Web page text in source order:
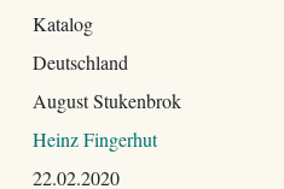
Katalog
Deutschland
August Stukenbrok
Heinz Fingerhut
22.02.2020